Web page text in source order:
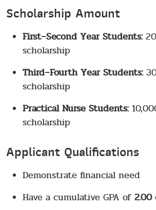
Scholarship Amount
First–Second Year Students:
scholarship
Third–Fourth Year Students:
scholarship
Practical Nurse Students:
scholarship
Applicant Qualifications
Demonstrate financial need
Have a cumulative GPA of 2.00